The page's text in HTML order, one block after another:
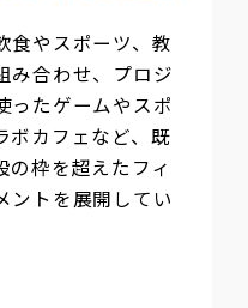
食やスポーツ、教
み合わせ、プロジ
ったゲームやスポ
ボカフェなど、既
の枠を超えたフィ
ントを展開してい